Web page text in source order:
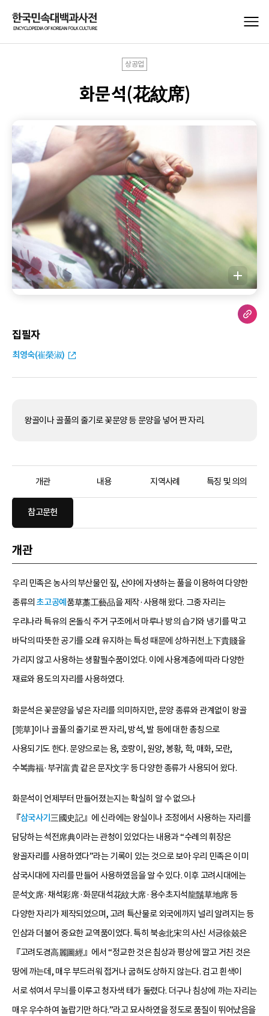
상공업
화문석(花紋席)
집필자
최영숙(崔榮淑)
왕골이나 골풀의 줄기로 꽃문양 등 문양을 넣어 짠 자리.
개관 내용 지역사례 특징 및 의의
참고문헌
개관
우리 민족은 농사의 부산물인 짚, 산야에 자생하는 풀을 이용하여 다양한
종류의 초고공예 품草藁工藝品을 제작·사용해 왔다. 그중 자리는
우리나라 특유의 온돌식 주거 구조에서 마루나 방의 습기와 냉기를 막고
바닥의 따뜻한 공기를 오래 유지하는 특성 때문에 상하귀천上下貴賤을
가리지 않고 사용하는 생활필수품이었다. 이에 사용계층에 따라 다양한
재료와 용도의 자리를 사용하였다.
화문석은 꽃문양을 넣은 자리를 의미하지만, 문양 종류와 관계없이 왕골
[莞草]이나 골풀의 줄기로 짠 자리, 방석, 발 등에 대한 총칭으로
사용되기도 한다. 문양으로는 용, 호랑이, 원앙, 봉황, 학, 매화, 모란,
수복壽福·부귀富貴 같은 문자文字 등 다양한 종류가 사용되어 왔다.
화문석이 언제부터 만들어졌는지는 확실히 알 수 없으나
『삼국사기三國史記』에 신라에는 왕실이나 조정에서 사용하는 자리를
담당하는 석전席典이라는 관청이 있었다는 내용과 “수레의 휘장은
왕골자리를 사용하였다”라는 기록이 있는 것으로 보아 우리 민족은 이미
삼국시대에 자리를 만들어 사용하였음을 알 수 있다. 이후 고려시대에는
문석文席·채석彩席·화문대석花紋大席·용수초지석龍鬚草地席 등
다양한 자리가 제작되었으며, 고려 특산물로 외국에까지 널리 알려지는 등
인삼과 더불어 중요한 교역품이었다. 특히 북송北宋의 사신 서긍徐兢은
『고려도경高麗圖經』에서 “정교한 것은 침상과 평상에 깔고 거친 것은
땅에 까는데, 매우 부드러워 접거나 굽혀도 상하지 않는다. 검고 흰색이
서로 섞여서 무늬를 이루고 청자색 테가 둘렸다. 더구나 침상에 까는 자리는
매우 우수하여 놀랍기만 하다.”라고 묘사하였을 정도로 품질이 뛰어났음을